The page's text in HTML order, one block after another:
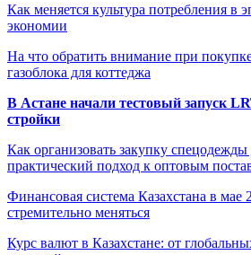
Как меняется культура потребления в
экономии
На что обратить внимание при
газоблока для коттеджа
В Астане начали тестовый запуск
стройки
Как организовать закупку
практический подход к оптовым
Финансовая система Казахстана в мае
стремительно меняться
Курс валют в Казахстане: от